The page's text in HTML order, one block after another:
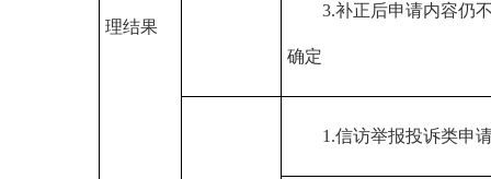
理结果
3.补正后申请内容仍
确定
1.信访举报投诉类申